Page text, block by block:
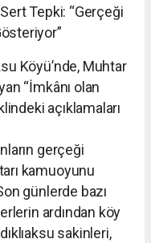
Sert Tepki: “Gerçeği
Köyü’nde, Muhtar
“İmkânı olan
açıklamaları
gerçeği
kamuoyunu
günlerde bazı
ardından köy
sakinleri,